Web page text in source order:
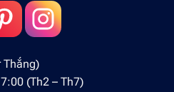
Thắng)
(Th2 – Th7)